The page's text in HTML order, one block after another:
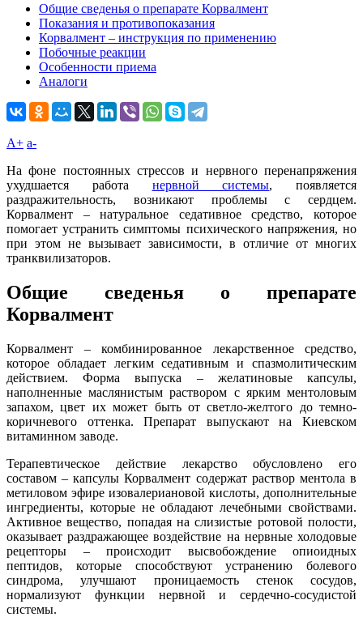
Общие сведенья о препарате Корвалмент
Показания и противопоказания
Корвалмент – инструкция по применению
Побочные реакции
Особенности приема
Аналоги
A+ а-
На фоне постоянных стрессов и нервного перенапряжения
ухудшается работа нервной системы, появляется
раздражительность, возникают проблемы с сердцем.
Корвалмент – натуральное седативное средство, которое
помогает устранить симптомы психического напряжения, но
при этом не вызывает зависимости, в отличие от многих
транквилизаторов.
Общие сведенья о препарате
Корвалмент
Корвалмент – комбинированное лекарственное средство,
которое обладает легким седативным и спазмолитическим
действием. Форма выпуска – желатиновые капсулы,
наполненные маслянистым раствором с ярким ментоловым
запахом, цвет их может быть от светло-желтого до темно-
коричневого оттенка. Препарат выпускают на Киевском
витаминном заводе.
Терапевтическое действие лекарство обусловлено его
составом – капсулы Корвалмент содержат раствор ментола в
метиловом эфире изовалериановой кислоты, дополнительные
ингредиенты, которые не обладают лечебными свойствами.
Активное вещество, попадая на слизистые ротовой полости,
оказывает раздражающее воздействие на нервные холодовые
рецепторы – происходит высвобождение опиоидных
пептидов, которые способствуют устранению болевого
синдрома, улучшают проницаемость стенок сосудов,
нормализуют функции нервной и сердечно-сосудистой
системы.